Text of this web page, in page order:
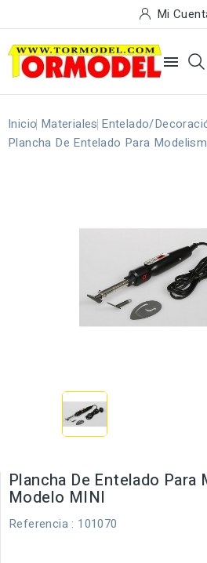
Mi

Inicio Materiales Entelado/
Plancha De Entelado Para
Plancha De Entelado Para
Modelo MINI
Referencia : 101070